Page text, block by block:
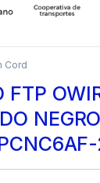
Cord
FTP